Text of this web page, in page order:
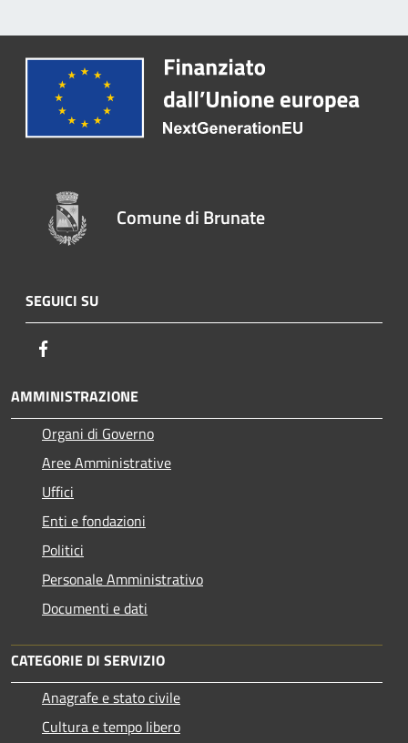
Comune di Brunate
SEGUICI SU
AMMINISTRAZIONE
Organi di Governo
Aree Amministrative
Uffici
Enti e fondazioni
Politici
Personale Amministrativo
Documenti e dati
CATEGORIE DI SERVIZIO
Anagrafe e stato civile
Cultura e tempo libero